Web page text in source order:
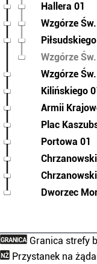
Hallera 01
Wzgórze
Wzgórze
Wzgórze
Kilińskiego
Armii
Plac
Portowa 01
Dworzec
Granica strefy
Przystanek na